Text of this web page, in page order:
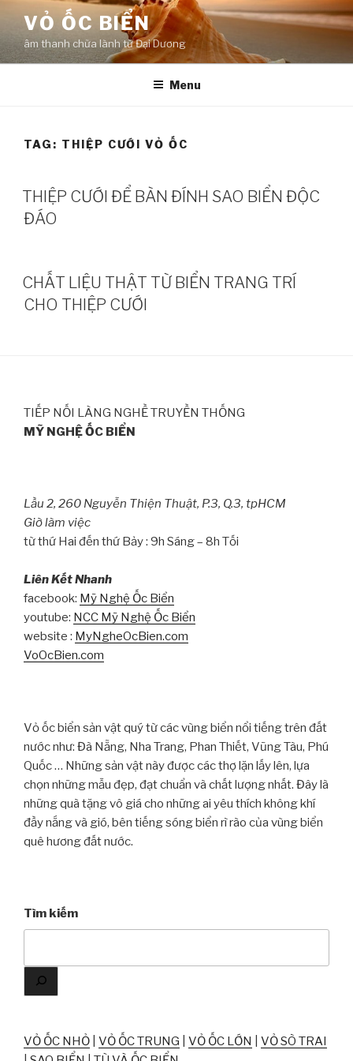
content
VỎ ỐC BIỂN
âm thanh chữa lành từ Đại Dương
Menu
TAG: THIỆP CƯỚI VỎ ỐC
THIỆP CƯỚI ĐỂ BÀN ĐÍNH SAO BIỂN ĐỘC
ĐÁO
CHẤT LIỆU THẬT TỪ BIỂN TRANG TRÍ
CHO THIỆP CƯỚI
TIẾP NỐI LÀNG NGHỀ TRUYỀN THỐNG
MỸ NGHỆ ỐC BIỂN
Lầu 2, 260 Nguyễn Thiện Thuật, P.3, Q.3, tpHCM
Giờ làm việc
từ thứ Hai đến thứ Bảy : 9h Sáng – 8h Tối
Liên Kết Nhanh
facebook: Mỹ Nghệ Ốc Biển
youtube: NCC Mỹ Nghệ Ốc Biển
website : MyNgheOcBien.com
VoOcBien.com
Vỏ ốc biển sản vật quý từ các vùng biển nổi tiếng trên đất
nước như: Đà Nẵng, Nha Trang, Phan Thiết, Vũng Tàu, Phú
Quốc … Những sản vật này được các thợ lặn lấy lên, lựa
chọn những mẫu đẹp, đạt chuẩn và chất lượng nhất. Đây là
những quà tặng vô giá cho những ai yêu thích không khí
đầy nắng và gió, bên tiếng sóng biển rì rào của vùng biển
quê hương đất nước.
Tìm kiếm
VỎ ỐC NHỎ VỎ ỐC TRUNG VỎ ỐC LỚN
VỎ SÒ TRAI